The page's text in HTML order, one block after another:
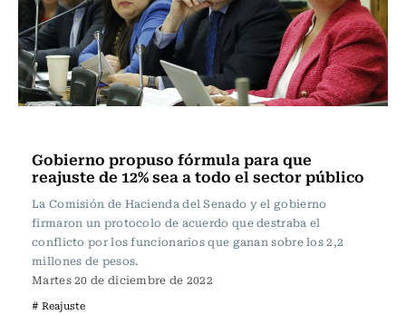
Gobierno propuso fórmula para que
reajuste de 12% sea a todo el sector público
La Comisión de Hacienda del Senado y el gobierno
firmaron un protocolo de acuerdo que destraba el
conflicto por los funcionarios que ganan sobre los 2,2
millones de pesos.
Martes 20 de diciembre de 2022
# Reajuste